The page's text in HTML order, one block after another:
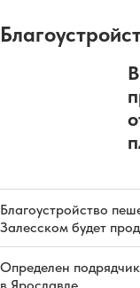
Благоустройство
Залесском будет
Определен
в Ярославле